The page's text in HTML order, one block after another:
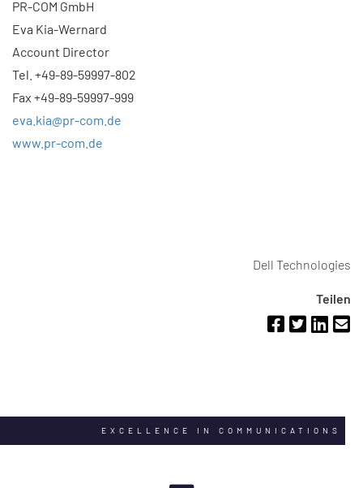
PR-COM GmbH
Eva Kia-Wernard
Account Director
Tel. +49-89-59997-802
Fax +49-89-59997-999
eva.kia@pr-com.de
www.pr-com.de
Dell Technologies
Teilen
EXCELLENCE IN COMMUNICATIONS